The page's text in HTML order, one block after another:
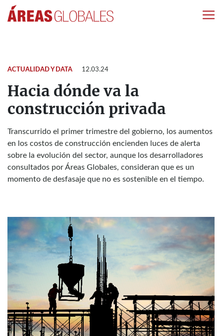
ACTUALIDAD Y DATA 12.03.24
Hacia dónde va la
construcción privada
Transcurrido el primer trimestre del gobierno, los aumentos
en los costos de construcción encienden luces de alerta
sobre la evolución del sector, aunque los desarrolladores
consultados por Áreas Globales, consideran que es un
momento de desfasaje que no es sostenible en el tiempo.